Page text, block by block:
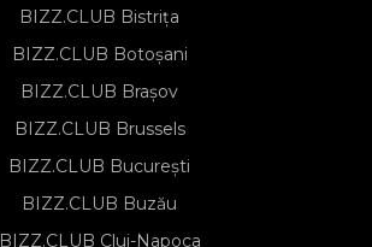
BIZZ.CLUB Bistrița
BIZZ.CLUB Botoșani
BIZZ.CLUB Brașov
BIZZ.CLUB Brussels
BIZZ.CLUB București
BIZZ.CLUB Buzău
BIZZ.CLUB Cluj-Napoca